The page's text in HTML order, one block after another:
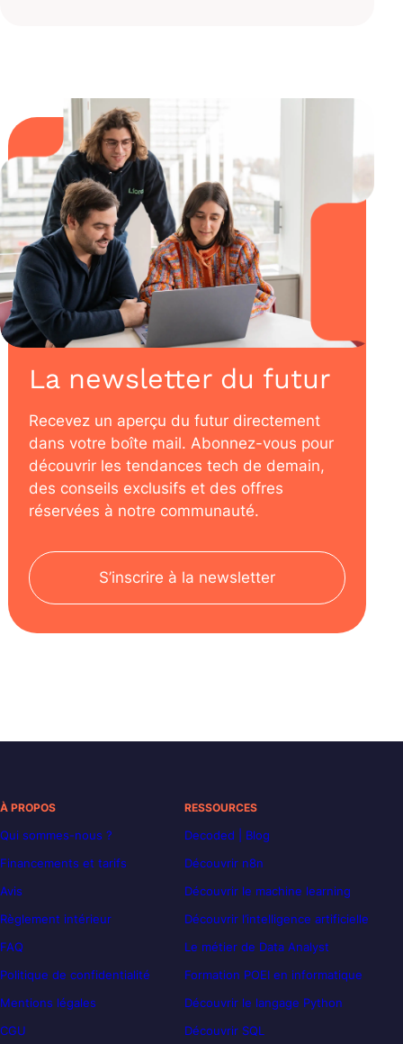
La newsletter du futur
Recevez un aperçu du futur directement
dans votre boîte mail. Abonnez-vous pour
découvrir les tendances tech de demain,
des conseils exclusifs et des offres
réservées à notre communauté.
S’inscrire à la newsletter
À PROPOS
Qui sommes-nous ?
Financements et tarifs
Avis
Règlement intérieur
FAQ
Politique de confidentialité
Mentions légales
CGU
RESSOURCES
Decoded | Blog
Découvrir n8n
Découvrir le machine learning
Découvrir l’intelligence artificielle
Le métier de Data Analyst
Formation POEI en informatique
Découvrir le langage Python
Découvrir SQL